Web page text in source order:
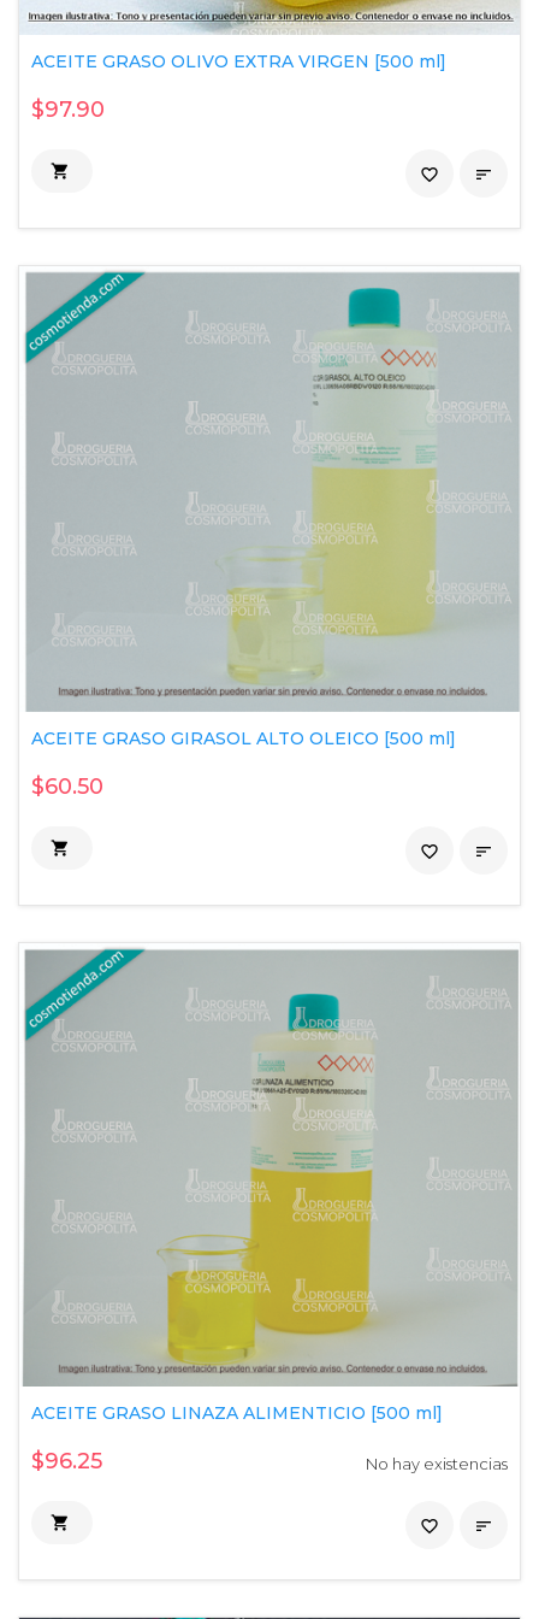
ACEITE GRASO OLIVO EXTRA VIRGEN [500 ml]
$97.90
 
favorite_border
ACEITE GRASO GIRASOL ALTO OLEICO [500 ml]
$60.50
 
favorite_border
ACEITE GRASO LINAZA ALIMENTICIO [500 ml]
$96.25 No hay existencias
 
favorite_border